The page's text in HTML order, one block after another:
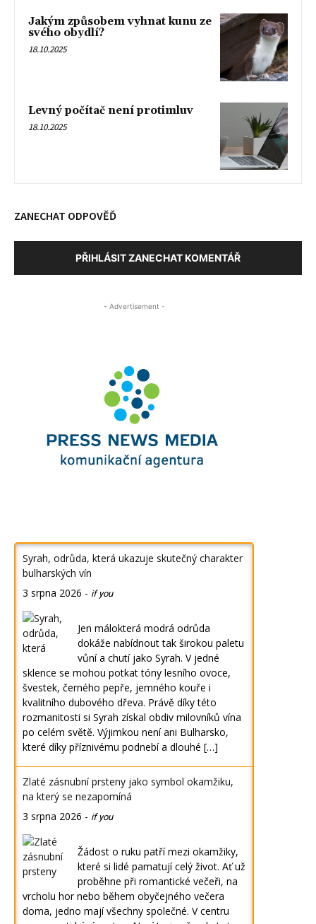
Jakým způsobem vyhnat kunu ze
svého obydlí?
18.10.2025
Levný počítač není protimluv
18.10.2025
ZANECHAT ODPOVĚĎ
PŘIHLÁSIT ZANECHAT KOMENTÁŘ
- Advertisement -
Syrah, odrůda, která ukazuje skutečný charakter
bulharských vín
3 srpna 2026 - if you
Jen málokterá modrá odrůda
dokáže nabídnout tak širokou paletu
vůní a chutí jako Syrah. V jedné
sklence se mohou potkat tóny lesního ovoce,
švestek, černého pepře, jemného kouře i
kvalitního dubového dřeva. Právě díky této
rozmanitosti si Syrah získal obdiv milovníků vína
po celém světě. Výjimkou není ani Bulharsko,
které díky příznivému podnebí a dlouhé […]
Zlaté zásnubní prsteny jako symbol okamžiku,
na který se nezapomíná
3 srpna 2026 - if you
Žádost o ruku patří mezi okamžiky,
které si lidé pamatují celý život. Ať už
proběhne při romantické večeři, na
vrcholu hor nebo během obyčejného večera
doma, jedno mají všechny společné. V centru